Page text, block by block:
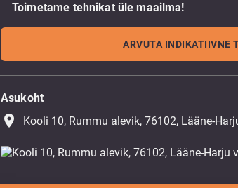
Toimetame tehnikat üle maailma!
ARVUTA INDIKATIIVNE
Asukoht
place Kooli 10, Rummu alevik, 76102, Lääne-